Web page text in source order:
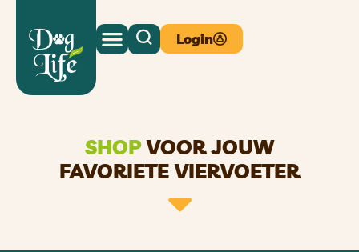
Login
SHOPVOOR JOUW
FAVORIETE VIERVOETER